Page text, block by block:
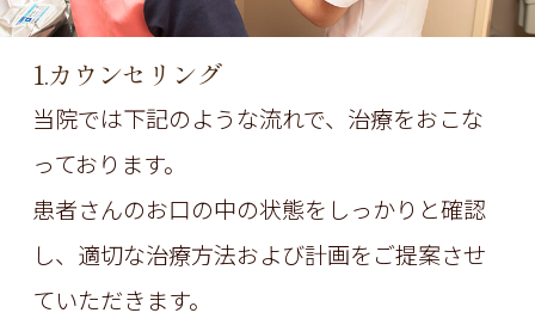
1.カウンセリング
当院では下記のような流れで、治療をおこな
っております。
患者さんのお口の中の状態をしっかりと確認
し、適切な治療方法および計画をご提案させ
ていただきます。